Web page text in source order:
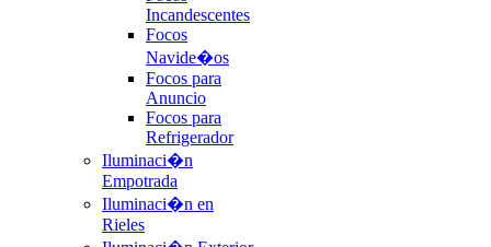
Incandescentes
Focos
Navide�os
Focos para
Anuncio
Focos para
Refrigerador
Iluminaci�n
Empotrada
Iluminaci�n en
Rieles